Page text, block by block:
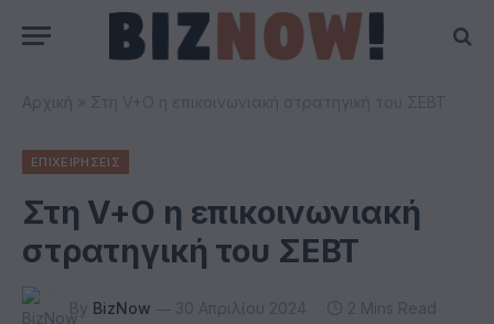
Αρχική
ΕΠΙΧΕΙΡΗΣΕΙΣ
Στη V+O η επικοινωνιακή
στρατηγική του ΣΕΒΤ
By BizNow 30 Απριλίου 2024 2 Mins Read